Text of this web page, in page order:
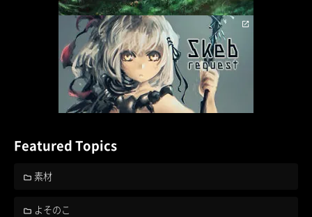
Featured Topics
素材
よそのこ